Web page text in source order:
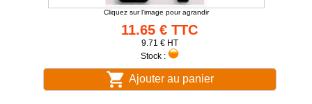
Cliquez sur l'image pour agrandir
11.65 € TTC
9.71 € HT
Stock :
Ajouter au panier